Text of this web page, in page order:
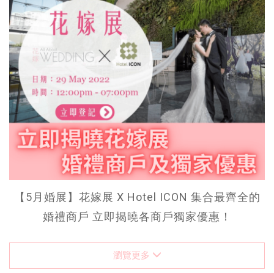
【5月婚展】花嫁展 X Hotel ICON 集合最齊全的
婚禮商戶 立即揭曉各商戶獨家優惠！
瀏覽更多